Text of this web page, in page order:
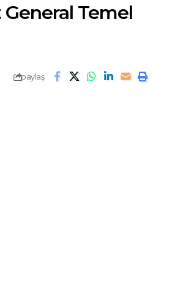
Temel
paylaş